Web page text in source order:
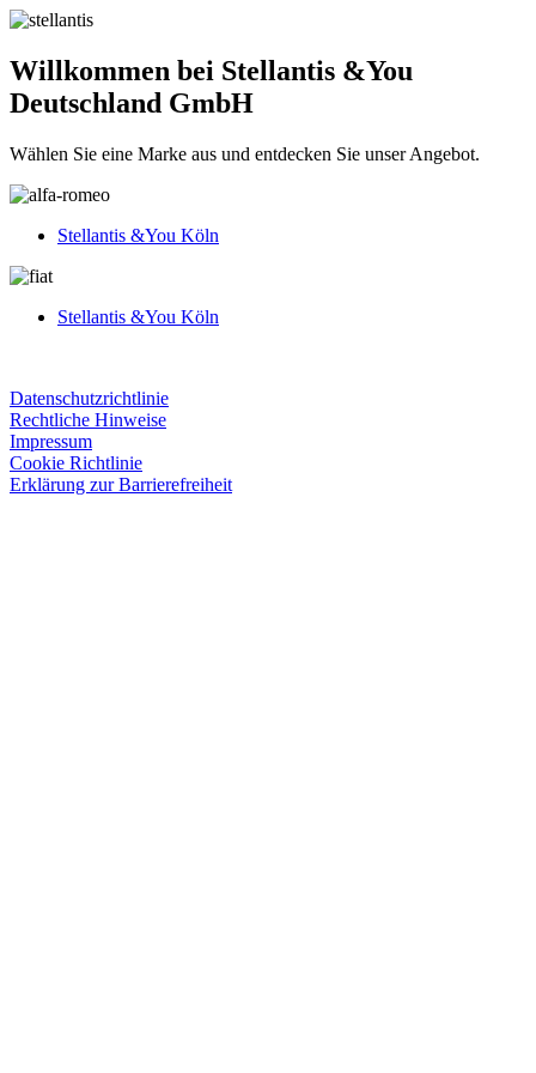
Willkommen bei Stellantis &You
Deutschland GmbH
Wählen Sie eine Marke aus und entdecken Sie unser Angebot.
Stellantis &You Köln
Stellantis &You Köln
Datenschutzrichtlinie
Rechtliche Hinweise
Impressum
Cookie Richtlinie
Erklärung zur Barrierefreiheit